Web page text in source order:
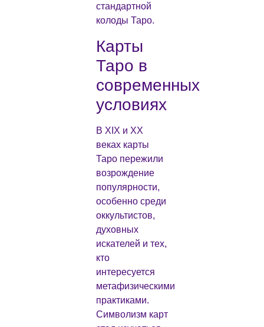
стандартной
колоды Таро.
Карты
Таро в
современных
условиях
В XIX и XX
веках карты
Таро пережили
возрождение
популярности,
особенно среди
оккультистов,
духовных
искателей и тех,
кто
интересуется
метафизическими
практиками.
Символизм карт